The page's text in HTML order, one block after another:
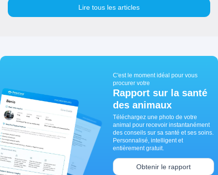
Lire tous les articles
C'est le moment idéal pour vous
procurer votre
Rapport sur la santé
des animaux
Téléchargez une photo de votre
animal pour recevoir instantanément
des conseils sur sa santé et ses soins.
Personnalisé, intelligent et
entièrement gratuit.
Obtenir le rapport